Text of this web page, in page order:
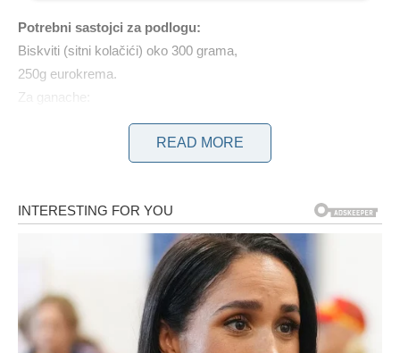
Potrebni sastojci za podlogu:
Biskviti (sitni kolačići) oko 300 grama,
250g eurokrema.
Za ganache:
200 g čokolade za kuhanje,
200 ml slatkog vrhnja za šlag
1,5 pudinga od vanilije (60 g),
250 g mascarponea ili drugog svježeg krem ​​sira,
2 vrećice vanilin šećera (20g),
300 ml slatkog vrhnja za šlag,
100 g prženih i mljevenih lješnjaka,
READ MORE